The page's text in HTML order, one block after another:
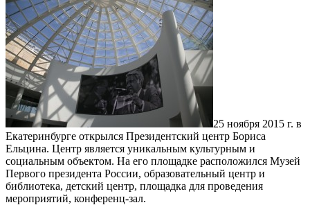
25 ноября 2015 г. в
Екатеринбурге открылся Президентский центр Бориса
Ельцина. Центр является уникальным культурным и
социальным объектом. На его площадке расположился Музей
Первого президента России, образовательный центр и
библиотека, детский центр, площадка для проведения
мероприятий, конференц-зал.